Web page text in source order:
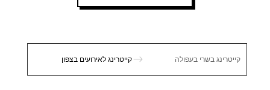
$ קייטרינג לאירועים בצפון קייטרינג בשרי בעפולה